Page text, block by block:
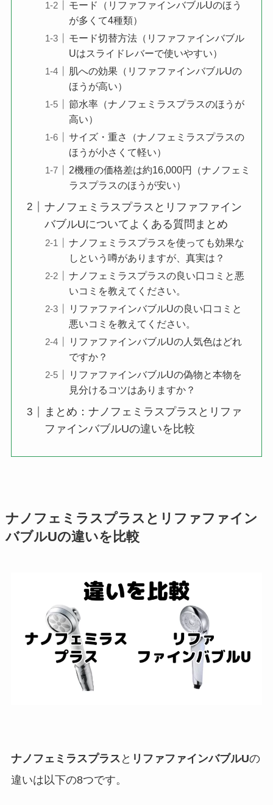
モード（リファファインバブルUのほう
が多くて4種類）
モード切替方法（リファファインバブル
Uはスライドレバーで使いやすい）
肌への効果（リファファインバブルUの
ほうが高い）
節水率（ナノフェミラスプラスのほうが
高い）
サイズ・重さ（ナノフェミラスプラスの
ほうが小さくて軽い）
2機種の価格差は約16,000円（ナノフェミ
ラスプラスのほうが安い）
ナノフェミラスプラスとリファファイン
バブルUについてよくある質問まとめ
ナノフェミラスプラスを使っても効果な
しという噂がありますが、真実は？
ナノフェミラスプラスの良い口コミと悪
いコミを教えてください。
リファファインバブルUの良い口コミと
悪いコミを教えてください。
リファファインバブルUの人気色はどれ
ですか？
リファファインバブルUの偽物と本物を
見分けるコツはありますか？
まとめ：ナノフェミラスプラスとリファ
ファインバブルUの違いを比較
ナノフェミラスプラスとリファファイン
バブルUの違いを比較
ナノフェミラスプラス と リファファインバブルUの
違いは以下の8つです。